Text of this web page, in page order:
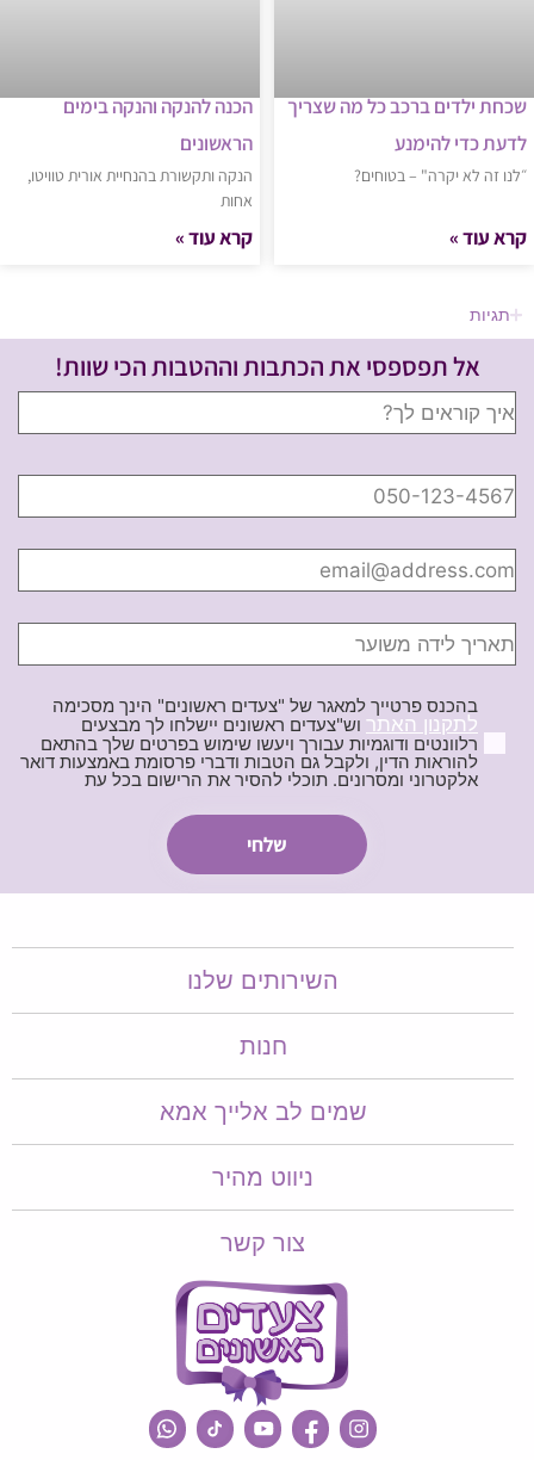
שכחת ילדים ברכב כל מה שצריך
לדעת כדי להימנע
״לנו זה לא יקרה" – בטוחים?
קרא עוד »
הכנה להנקה והנקה בימים
הראשונים
הנקה ותקשורת בהנחיית אורית טוויטו,
אחות
קרא עוד »
תגיות
אל תפספסי את הכתבות וההטבות הכי שוות!
בהכנס פרטייך למאגר של "צעדים ראשונים" הינך מסכימה
לתקנון האתר וש"צעדים ראשונים יישלחו לך מבצעים
רלוונטים ודוגמיות עבורך ויעשו שימוש בפרטים שלך בהתאם
להוראות הדין, ולקבל גם הטבות ודברי פרסומת באמצעות דואר
אלקטרוני ומסרונים. תוכלי להסיר את הרישום בכל עת
השירותים שלנו
חנות
שמים לב אלייך אמא​​
ניווט מהיר
צור קשר